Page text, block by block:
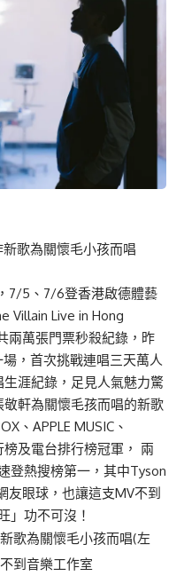
新歌為關懷毛小孩而唱
7/5、7/6登香港啟德體藝
Villain Live in Hong
兩萬張門票秒殺紀錄，昨
，首次挑戰連唱三天萬人
涯紀錄，足見人氣魅力驚
軒為關懷毛孩而唱的新歌
、APPLE MUSIC、
及電台排行榜冠軍， 兩
登熱搜榜第一，其中Tyson
友眼球，也讓這支MV不到
」功不可沒！
歌為關懷毛小孩而唱(左
到音樂工作室